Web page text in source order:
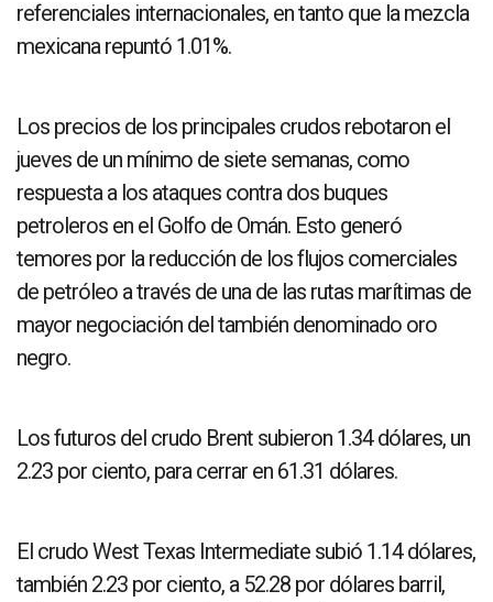
referenciales internacionales, en tanto que la mezcla
mexicana repuntó 1.01%.
Los precios de los principales crudos rebotaron el
jueves de un mínimo de siete semanas, como
respuesta a los ataques contra dos buques
petroleros en el Golfo de Omán. Esto generó
temores por la reducción de los flujos comerciales
de petróleo a través de una de las rutas marítimas de
mayor negociación del también denominado oro
negro.
Los futuros del crudo Brent subieron 1.34 dólares, un
2.23 por ciento, para cerrar en 61.31 dólares.
El crudo West Texas Intermediate subió 1.14 dólares,
también 2.23 por ciento, a 52.28 por dólares barril,